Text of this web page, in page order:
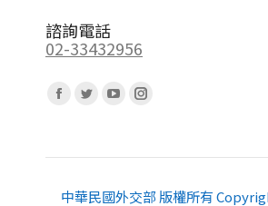
諮詢電話
02-33432956
Facebook
opens
new
Twitter
opens
new
YouTube
opens
new
Instagram
opens
new
中華民國外交部 版權所有